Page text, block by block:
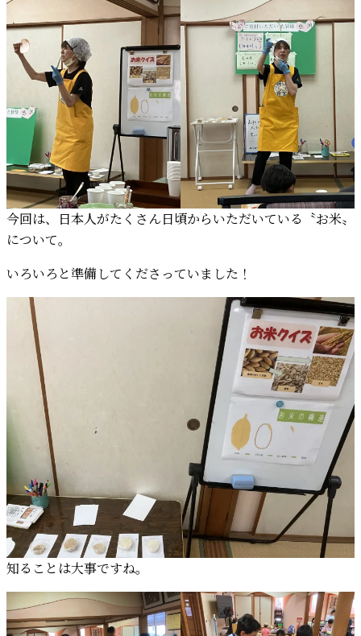
今回は、日本人がたくさん日頃からいただいている〝お米〟
について。
いろいろと準備してくださっていました！
知ることは大事ですね。